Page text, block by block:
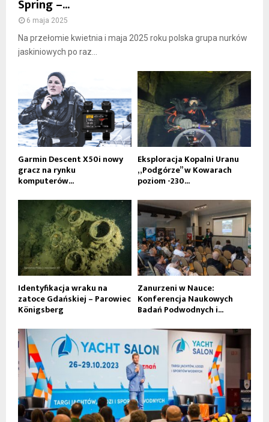
Spring –...
6 maja 2025
Na przełomie kwietnia i maja 2025 roku polska grupa nurków
jaskiniowych po raz...
Garmin Descent X50i nowy
gracz na rynku
komputerów...
Eksploracja Kopalni Uranu
„Podgórze” w Kowarach
poziom -230...
Identyfikacja wraku na
zatoce Gdańskiej – Parowiec
Königsberg
Zanurzeni w Nauce:
Konferencja Naukowych
Badań Podwodnych i...